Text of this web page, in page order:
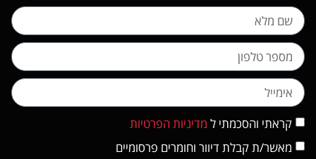
קראתי והסכמתי ל מדיניות הפרטיות
מאשר/ת קבלת דיוור וחומרים פרסומיים